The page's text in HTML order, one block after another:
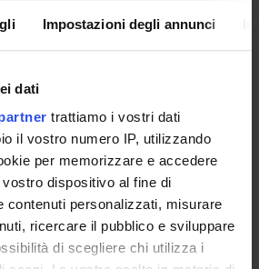
Impostazioni degli annunci
dati
trattiamo i vostri dati
il vostro numero IP, utilizzando
per memorizzare e accedere
dispositivo al fine di
contenuti personalizzati, misurare
ricercare il pubblico e sviluppare
di scegliere chi utilizza i
gli anni successivi al primo)
coagulazione.